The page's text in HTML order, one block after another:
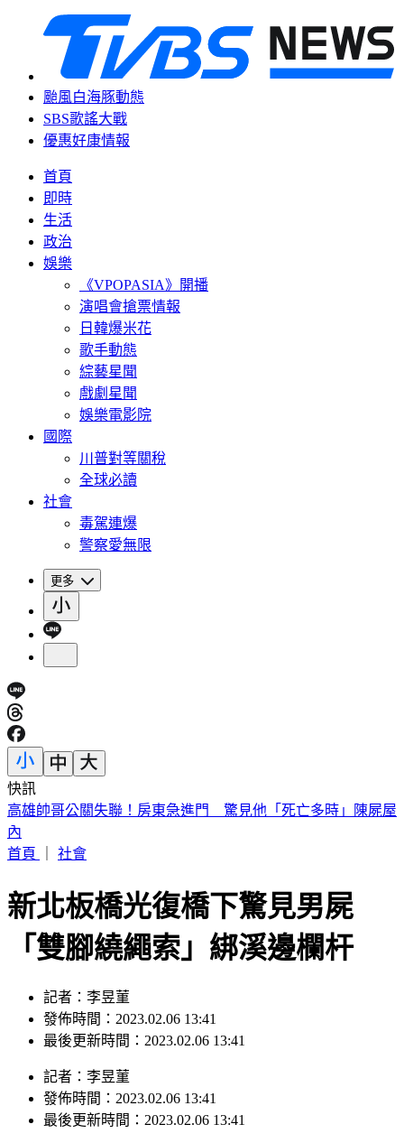
颱風白海豚動態
SBS歌謠大戰
優惠好康情報
首頁
即時
生活
政治
娛樂
《VPOPASIA》開播
演唱會搶票情報
日韓爆米花
歌手動態
綜藝星聞
戲劇星聞
娛樂電影院
國際
川普對等關稅
全球必讀
社會
毒駕連爆
警察愛無限
更多
快訊
晚起南部雨勢接力！專家曝「雨炸北台灣關鍵」 估這時起緩
和
首頁
社會
新北板橋光復橋下驚見男屍
「雙腳繞繩索」綁溪邊欄杆
記者：李昱菫
發佈時間：2023.02.06 13:41
最後更新時間：2023.02.06 13:41
記者 ： 李昱菫
發佈時間： 2023.02.06 13:41
最後更新時間： 2023.02.06 13:41